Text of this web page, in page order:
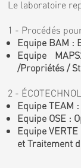
Le laboratoire
1 - Procédés
Equipe BAM :
Equipe
/Propriétés /
2 -
Equipe TEAM
Equipe OSE :
Equipe
et Traitement